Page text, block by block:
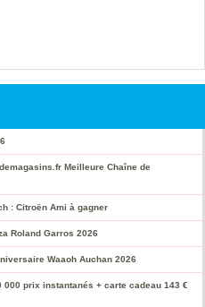
Meilleure Chaîne de
: Citroën Ami à gagner
Roland Garros 2026
Waaoh Auchan 2026
prix instantanés + carte cadeau 143 €